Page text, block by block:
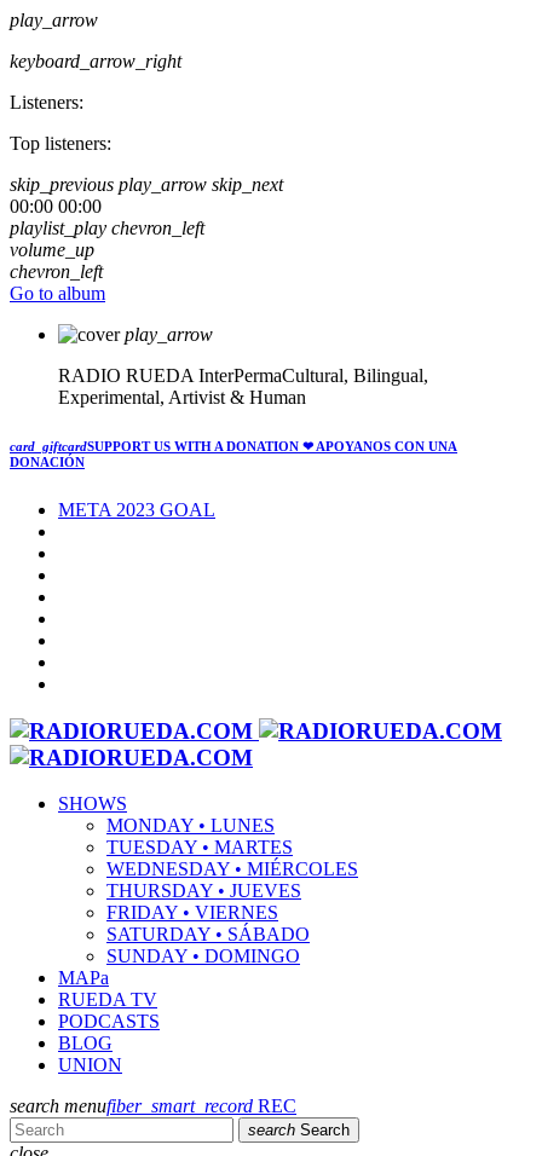
play_arrow
keyboard_arrow_right
Listeners:
Top listeners:
skip_previous play_arrow skip_next
00:00 00:00
playlist_play chevron_left
volume_up
chevron_left
Go to album
play_arrow
RADIO RUEDA InterPermaCultural, Bilingual,
Experimental, Artivist & Human
card_giftcardSUPPORT US WITH A DONATION ❤ APOYANOS CON UNA
DONACIÓN
META 2023 GOAL
SHOWS
MONDAY • LUNES
TUESDAY • MARTES
WEDNESDAY • MIÉRCOLES
THURSDAY • JUEVES
FRIDAY • VIERNES
SATURDAY • SÁBADO
SUNDAY • DOMINGO
MAPa
RUEDA TV
PODCASTS
BLOG
UNION
search menufiber_smart_record REC
search Search